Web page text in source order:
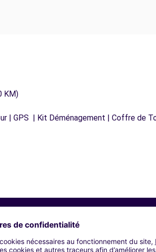
KM)
| GPS | Kit Déménagement | Coffre de